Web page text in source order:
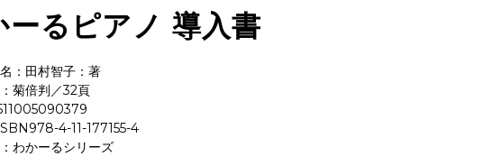
ーるピアノ 導入書
：田村智子：著
菊倍判／32頁
4-11-177155-4
わかーるシリーズ